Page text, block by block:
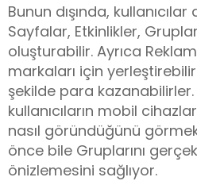
Bunun dışında,
Sayfalar, Etkinlikler,
oluşturabilir. Ayrıca
markaları için
şekilde para
kullanıcıların mobil
nasıl göründüğünü
önce bile Gruplarını
önizlemesini sağlıyor.